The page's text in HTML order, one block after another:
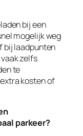
bij een
mogelijk weg
bij laadpunten
zelfs
te
kosten of
parkeer?